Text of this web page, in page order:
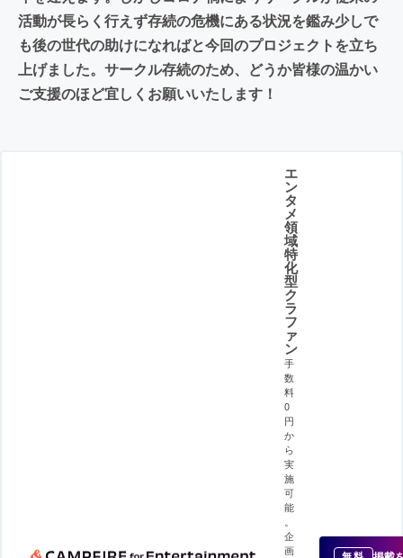
活動が長らく行えず存続の危機にある状況を鑑み少しで
も後の世代の助けになればと今回のプロジェクトを立ち
上げました。サークル存続のため、どうか皆様の温かい
ご支援のほど宜しくお願いいたします！
エ
ン
タ
メ
領
域
特
化
型
ク
ラ
フ
ァ
ン
手
数
料
0
円
か
ら
実
施
可
能
企
画